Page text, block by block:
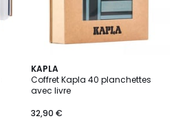
KAPLA
Coffret Kapla 40 planchettes
avec livre
32,90 €